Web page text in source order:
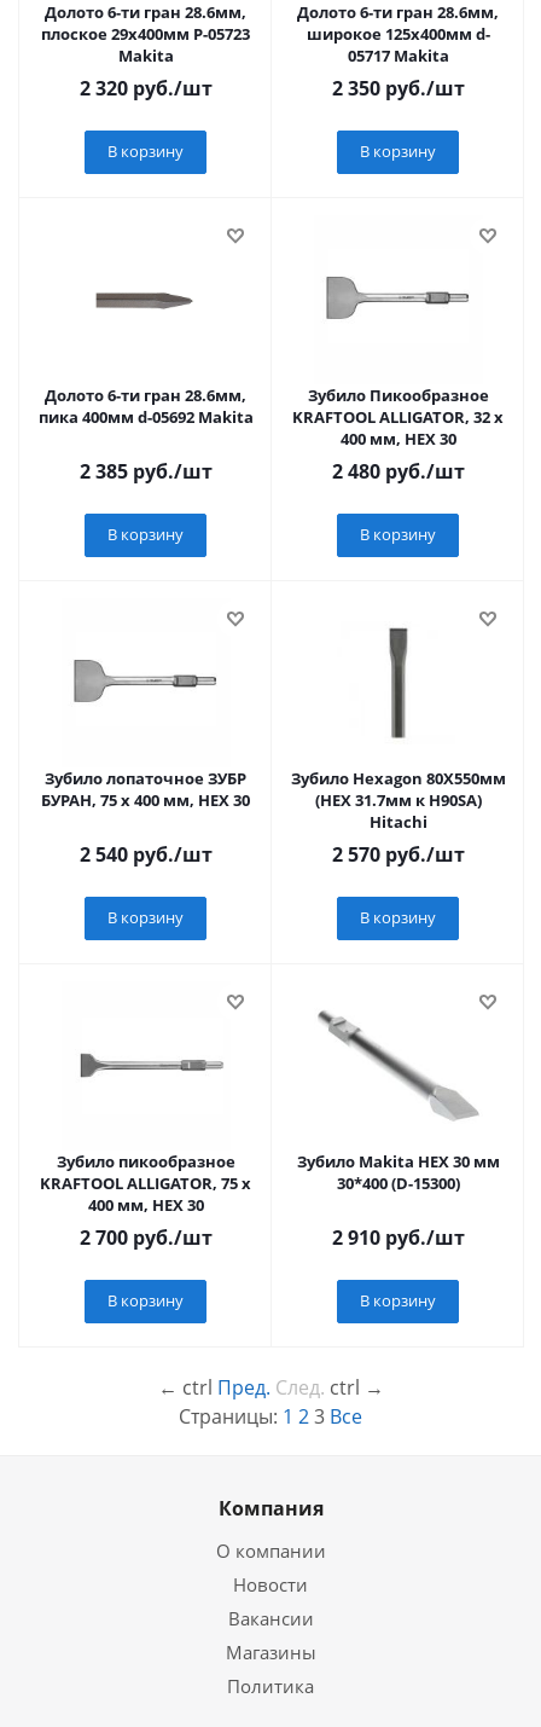
Долото 6-ти гран 28.6мм,
плоское 29х400мм P-05723
Makita
2 320руб./шт
В корзину
Долото 6-ти гран 28.6мм,
широкое 125х400мм d-
05717 Makita
2 350руб./шт
В корзину
Долото 6-ти гран 28.6мм,
пика 400мм d-05692 Makita
2 385руб./шт
В корзину
Зубило Пикообразное
KRAFTOOL ALLIGATOR, 32 x
400 мм, HEX 30
2 480руб./шт
В корзину
Зубило лопаточное ЗУБР
БУРАН, 75 х 400 мм, HEX 30
2 540руб./шт
В корзину
Зубило Hexagon 80Х550мм
(НЕХ 31.7мм к Н90SA)
Hitachi
2 570руб./шт
В корзину
Зубило пикообразное
KRAFTOOL ALLIGATOR, 75 х
400 мм, HEX 30
2 700руб./шт
В корзину
Зубило Makita HEX 30 мм
30*400 (D-15300)
2 910руб./шт
В корзину
← ctrl Пред. След. ctrl →
Страницы: 1 23 Все
Компания
О компании
Новости
Вакансии
Магазины
Политика